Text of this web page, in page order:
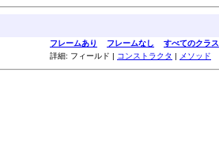
フレームあり フレームなし
すべてのクラス
詳細: フィールド | コンストラクタ | メソッド